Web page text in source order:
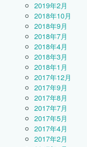
2019年2月
2018年10月
2018年9月
2018年7月
2018年4月
2018年3月
2018年1月
2017年12月
2017年9月
2017年8月
2017年7月
2017年5月
2017年4月
2017年2月